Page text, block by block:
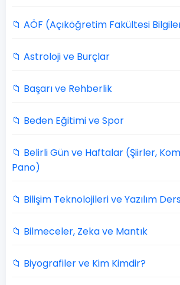
📁 AÖF (Açıköğretim Fakültesi
📁 Astroloji ve Burçlar
📁 Başarı ve Rehberlik
📁 Beden Eğitimi ve Spor
📁 Belirli Gün ve Haftalar (Şiirler,
Pano)
📁 Bilişim Teknolojileri ve Yazılım
📁 Bilmeceler, Zeka ve Mantık
📁 Biyografiler ve Kim Kimdir?